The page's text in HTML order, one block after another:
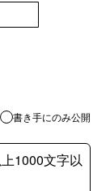
書き手にのみ公開